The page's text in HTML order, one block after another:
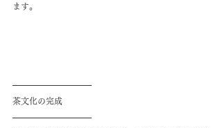
ます。
茶文化の完成